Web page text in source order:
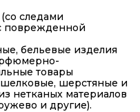
следами
поврежденной
бельевые изделия
товары
шерстяные и
нетканых материалов
и другие).